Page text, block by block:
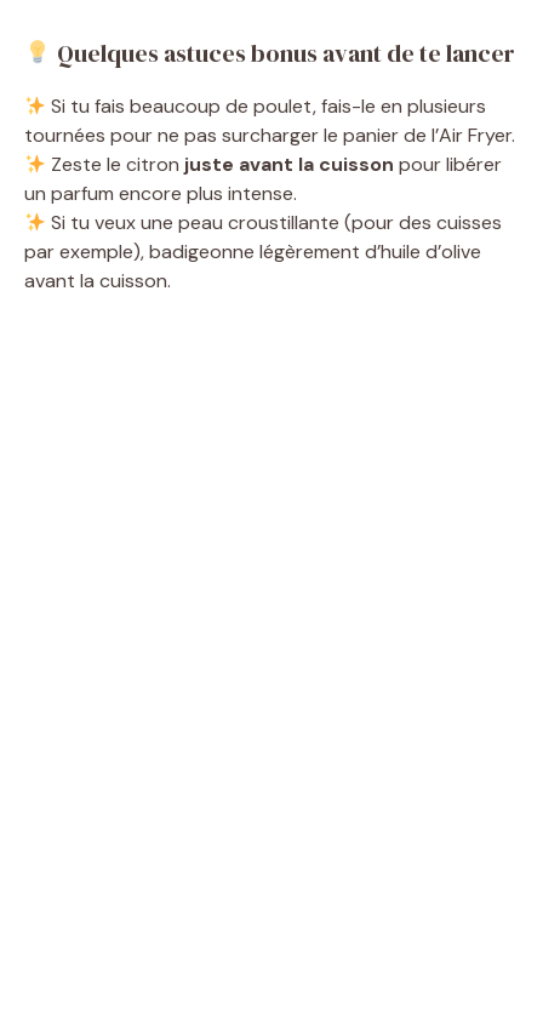
Quelques astuces bonus avant de te lancer
Si tu fais beaucoup de poulet, fais-le en plusieurs
tournées pour ne pas surcharger le panier de l’Air Fryer.
Zeste le citron juste avant la cuisson pour libérer
un parfum encore plus intense.
Si tu veux une peau croustillante (pour des cuisses
par exemple), badigeonne légèrement d’huile d’olive
avant la cuisson.